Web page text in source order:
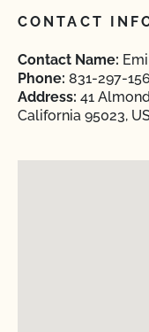
CONTACT
Contact Name:
Phone: 831-297-
Address: 41
California 95023,